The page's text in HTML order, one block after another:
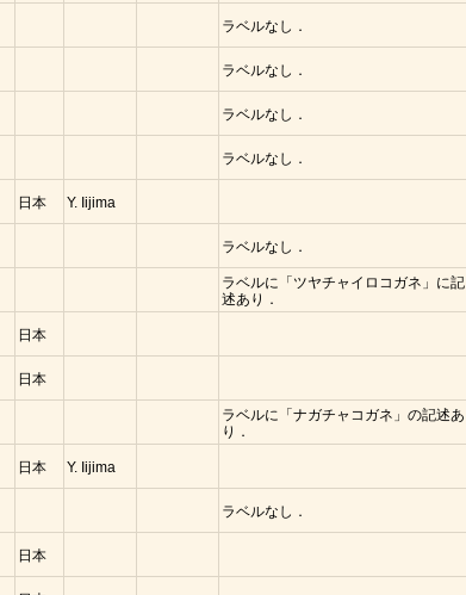
ラベルなし．
ラベルなし．
ラベルなし．
ラベルなし．
日本 Y. Iijima
ラベルなし．
ラベルに「ツヤチャイロコガネ」に記
述あり．
日本
日本
ラベルに「ナガチャコガネ」の記述あ
り．
日本 Y. Iijima
ラベルなし．
日本